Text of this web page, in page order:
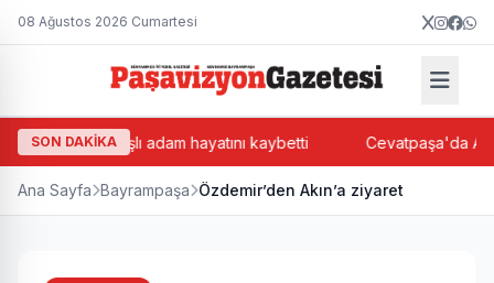
08 Ağustos 2026 Cumartesi
SON DAKİKA
çarptığı yaşlı adam hayatını kaybetti Cevatpaşa'da Ada
Ana Sayfa Bayrampaşa Özdemir’den Akın’a ziyaret